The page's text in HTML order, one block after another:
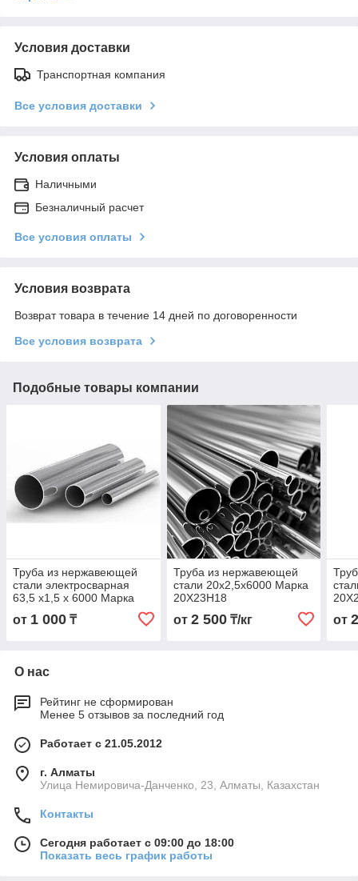
Условия доставки
Транспортная компания
Все условия доставки
Условия оплаты
Наличными
Безналичный расчет
Все условия оплаты
Условия возврата
Возврат товара в течение 14 дней по договоренности
Все условия возврата
Подобные товары компании
Труба из нержавеющей
стали электросварная
63,5 х1,5 х 6000 Марка
от 1 000 ₸
Труба из нержавеющей
стали 20х2,5х6000 Марка
20Х23Н18
от 2 500₸/кг от
О нас
Рейтинг не сформирован
Менее 5 отзывов за последний год
Работает с 21.05.2012
г. Алматы
Улица Немировича-Данченко, 23, Алматы, Казахстан
Контакты
Сегодня работает с 09:00 до 18:00
Показать весь график работы